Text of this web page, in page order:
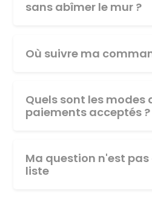
sans abîmer le mur ?
Où suivre ma
Quels sont les modes
paiements acceptés ?
Ma question n'est
liste